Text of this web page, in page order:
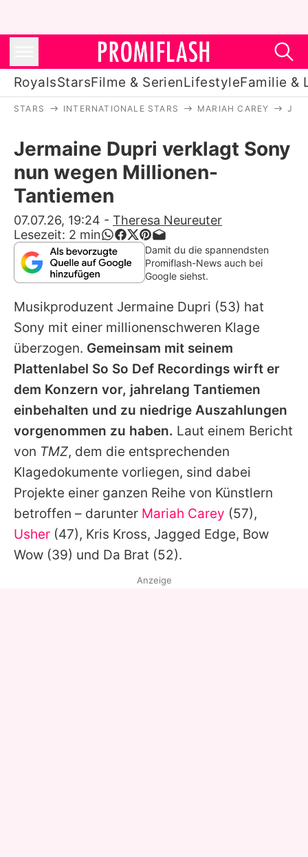
RoyalsStarsFilme & SerienLifestyleFamilie &
Stars
Filme & Serien
Lifestyle
Familie & Liebe
Promiflash Exklusiv
Alle Themen auf Promiflash
Jobs
App runterladen
Team
Redaktionelle Richtlinien
Impressum
Datenschutzerklärung
Nutzungsbedingungen
Utiq verwalten
STARS INTERNATIONALE STARS MARIAH CAREY
Jermaine Dupri verklagt Sony
nun wegen Millionen-
Tantiemen
07.07.26, 19:24 - Theresa Neureuter
Lesezeit: 2 min
Damit du die spannendsten
Promiflash-News auch bei
Google siehst.
Musikproduzent Jermaine Dupri (53) hat
Sony mit einer millionenschweren Klage
überzogen. Gemeinsam mit seinem
Plattenlabel So So Def Recordings wirft er
dem Konzern vor, jahrelang Tantiemen
einbehalten und zu niedrige Auszahlungen
vorgenommen zu haben. Laut einem Bericht
von TMZ, dem die entsprechenden
Klagedokumente vorliegen, sind dabei
Projekte einer ganzen Reihe von Künstlern
betroffen – darunter Mariah Carey (57),
Usher (47), Kris Kross, Jagged Edge, Bow
Wow (39) und Da Brat (52).
Anzeige